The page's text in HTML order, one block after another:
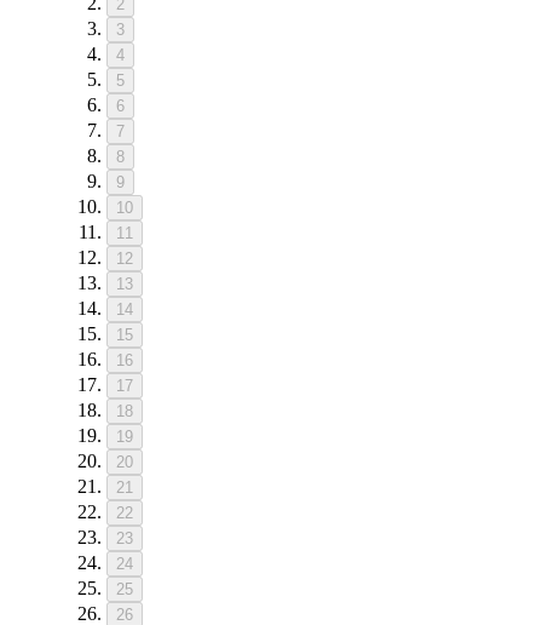
2
3
4
5
6
7
8
9
10
11
12
13
14
15
16
17
18
19
20
21
22
23
24
25
26